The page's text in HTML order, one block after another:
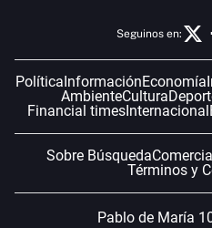
Seguinos en:
PolíticaInformaciónEconomía
AmbienteCultura
Financial timesInternacional
Sobre Búsqueda
Términos y
Pablo de María